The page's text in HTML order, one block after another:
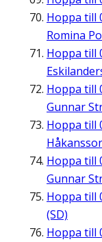
Hoppa till
Romina
Hoppa till
Hoppa till
Gunnar
Hoppa till
Hoppa till
Gunnar
Hoppa till
(SD)
Hoppa till